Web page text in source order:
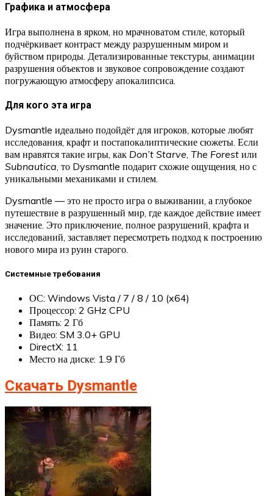
Графика и атмосфера
Игра выполнена в ярком, но мрачноватом стиле, который
подчёркивает контраст между разрушенным миром и
буйством природы. Детализированные текстуры, анимации
разрушения объектов и звуковое сопровождение создают
погружающую атмосферу апокалипсиса.
Для кого эта игра
Dysmantle идеально подойдёт для игроков, которые любят
исследования, крафт и постапокалиптические сюжеты. Если
вам нравятся такие игры, как Don’t Starve, The Forest или
Subnautica, то Dysmantle подарит схожие ощущения, но с
уникальными механиками и стилем.
Dysmantle — это не просто игра о выживании, а глубокое
путешествие в разрушенный мир, где каждое действие имеет
значение. Это приключение, полное разрушений, крафта и
исследований, заставляет пересмотреть подход к построению
нового мира из руин старого.
Системные требования
ОС: Windows Vista / 7 / 8 / 10 (x64)
Процессор: 2 GHz CPU
Память: 2 Гб
Видео: SM 3.0+ GPU
DirectX: 11
Место на диске: 1.9 Гб
Скачать Dysmantle